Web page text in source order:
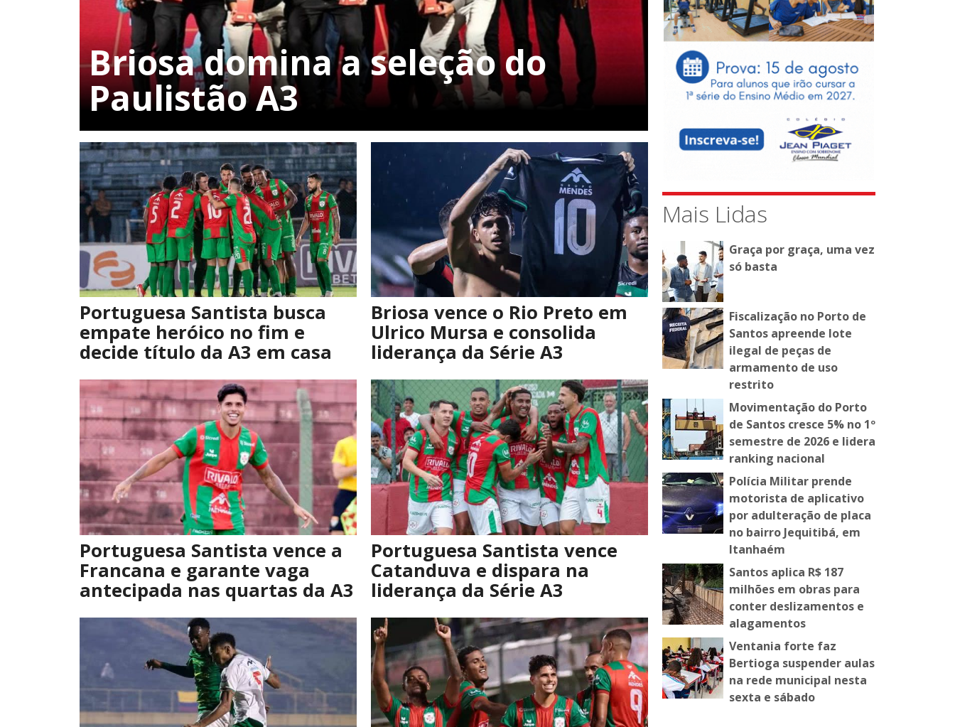
Briosa domina a seleção do
Paulistão A3
Portuguesa Santista busca
empate heróico no fim e
decide título da A3 em casa
Briosa vence o Rio Preto em
Ulrico Mursa e consolida
liderança da Série A3
Portuguesa Santista vence a
Francana e garante vaga
antecipada nas quartas da A3
Portuguesa Santista vence
Catanduva e dispara na
liderança da Série A3
Mais Lidas
Graça por graça, uma vez
só basta
Fiscalização no Porto de
Santos apreende lote
ilegal de peças de
armamento de uso
restrito
Movimentação do Porto
de Santos cresce 5% no 1º
semestre de 2026 e lidera
ranking nacional
Polícia Militar prende
motorista de aplicativo
por adulteração de placa
no bairro Jequitibá, em
Itanhaém
Santos aplica R$ 187
milhões em obras para
conter deslizamentos e
alagamentos
Ventania forte faz
Bertioga suspender aulas
na rede municipal nesta
sexta e sábado